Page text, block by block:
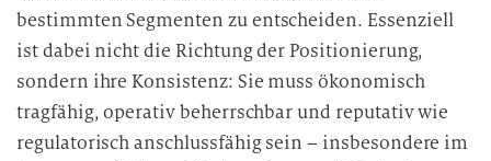
bestimmten Segmenten zu entscheiden. Essenziell
ist dabei nicht die Richtung der Positionierung,
sondern ihre Konsistenz: Sie muss ökonomisch
tragfähig, operativ beherrschbar und reputativ wie
regulatorisch anschlussfähig sein – insbesondere im